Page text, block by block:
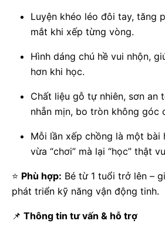
Luyện khéo léo đôi tay, tăng
mắt khi xếp từng vòng.
Hình dáng chú hề vui nhộn,
hơn khi học.
Chất liệu gỗ tự nhiên, sơn an
nhẵn mịn, bo tròn không góc
Mỗi lần xếp chồng là một bài
vừa “chơi” mà lại “học” thật
⭐ Phù hợp: Bé từ 1 tuổi trở lên –
phát triển kỹ năng vận động tinh.
📌 Thông tin tư vấn & hỗ trợ